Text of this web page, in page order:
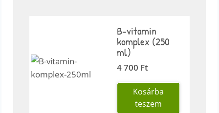
B-vitamin
komplex (250
ml)
4 700 Ft
Kosárba
teszem